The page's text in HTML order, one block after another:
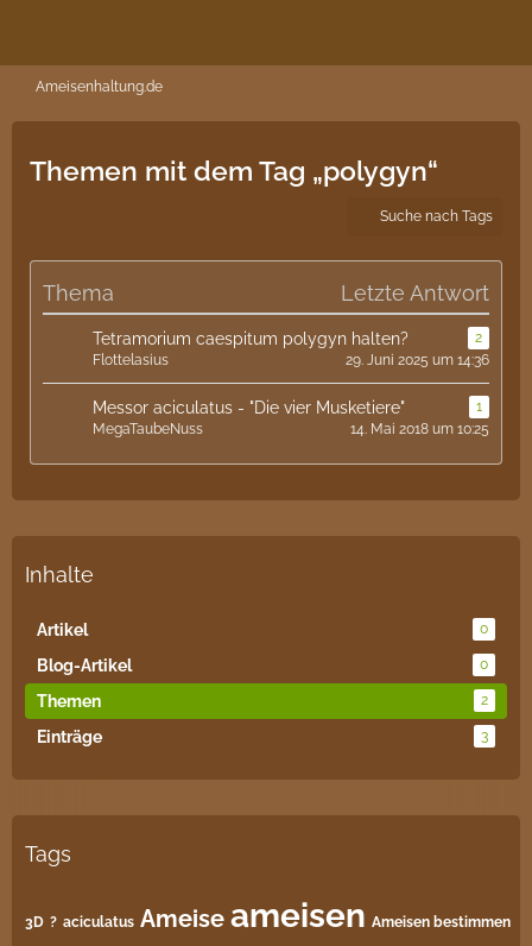
Ameisenhaltung.de
Themen mit dem Tag „polygyn“
Suche nach Tags
Thema Letzte Antwort
Tetramorium caespitum polygyn halten?
2
Flottelasius
29. Juni 2025 um 14:36
Messor aciculatus - "Die vier Musketiere"
1
MegaTaubeNuss
14. Mai 2018 um 10:25
Inhalte
Artikel 0
Blog-Artikel 0
Themen 2
Einträge 3
Tags
3D ? aciculatus Ameise ameisen Ameisen bestimmen